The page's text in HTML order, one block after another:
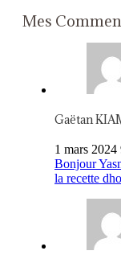
Mes
Gaëtan
1 mars
Bonjour
la recette